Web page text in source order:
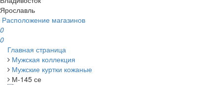
Ярославль
Расположение магазинов
0
0
Главная страница
Мужская коллекция
Мужские куртки кожаные
М-145 се